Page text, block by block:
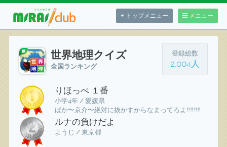
メニュー
トップメニュー
世界地理クイズ
全国ランキング
登録総数
2,004人
りほっぺ １番
小学4年 / 愛媛県
ばか〜京介〜絶対に抜かすからなまってろよ‼️‼️‼️‼️
ルナの負けだよ
ようじ / 東京都